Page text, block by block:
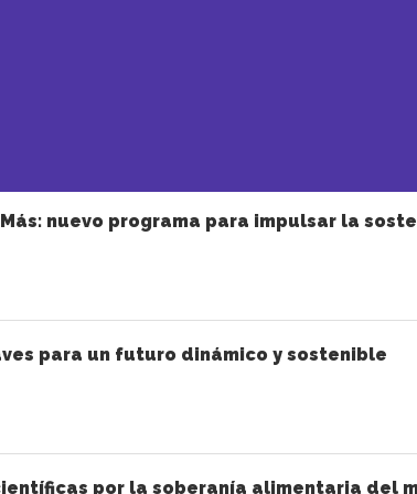
Más: nuevo programa para impulsar la
para un futuro dinámico y sostenible
por la soberanía alimentaria del